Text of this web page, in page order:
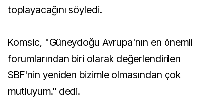
toplayacağını söyledi.
Komsic, "Güneydoğu Avrupa'nın en önemli
forumlarından biri olarak değerlendirilen
SBF'nin yeniden bizimle olmasından çok
mutluyum." dedi.